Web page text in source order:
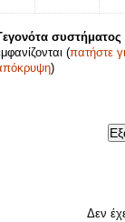
συστήματος
(πατήστε
)
Δεν